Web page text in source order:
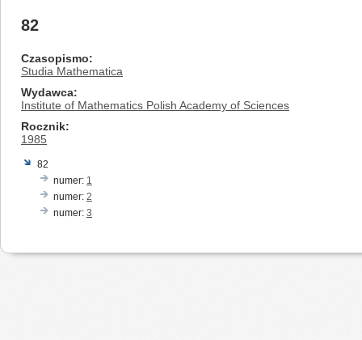
82
Czasopismo
Studia Mathematica
Wydawca
Institute of Mathematics Polish Academy of Sciences
Rocznik
1985
82
numer: 1
numer: 2
numer: 3